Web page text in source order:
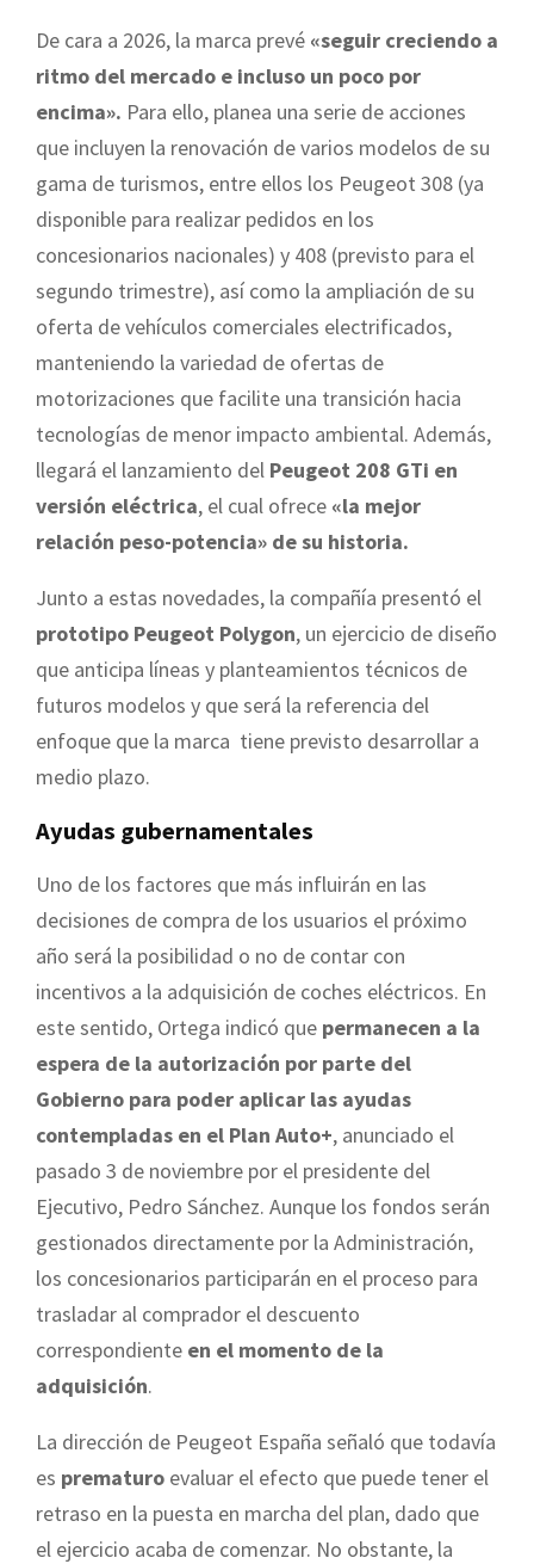
De cara a 2026, la marca prevé «seguir creciendo a
ritmo del mercado e incluso un poco por
encima». Para ello, planea una serie de acciones
que incluyen la renovación de varios modelos de su
gama de turismos, entre ellos los Peugeot 308 (ya
disponible para realizar pedidos en los
concesionarios nacionales) y 408 (previsto para el
segundo trimestre), así como la ampliación de su
oferta de vehículos comerciales electrificados,
manteniendo la variedad de ofertas de
motorizaciones que facilite una transición hacia
tecnologías de menor impacto ambiental. Además,
llegará el lanzamiento del Peugeot 208 GTi en
versión eléctrica, el cual ofrece «la mejor
relación peso-potencia» de su historia.
Junto a estas novedades, la compañía presentó el
prototipo Peugeot Polygon, un ejercicio de diseño
que anticipa líneas y planteamientos técnicos de
futuros modelos y que será la referencia del
enfoque que la marca tiene previsto desarrollar a
medio plazo.
Ayudas gubernamentales
Uno de los factores que más influirán en las
decisiones de compra de los usuarios el próximo
año será la posibilidad o no de contar con
incentivos a la adquisición de coches eléctricos. En
este sentido, Ortega indicó que permanecen a la
espera de la autorización por parte del
Gobierno para poder aplicar las ayudas
contempladas en el Plan Auto+, anunciado el
pasado 3 de noviembre por el presidente del
Ejecutivo, Pedro Sánchez. Aunque los fondos serán
gestionados directamente por la Administración,
los concesionarios participarán en el proceso para
trasladar al comprador el descuento
correspondiente en el momento de la
adquisición.
La dirección de Peugeot España señaló que todavía
es prematuro evaluar el efecto que puede tener el
retraso en la puesta en marcha del plan, dado que
el ejercicio acaba de comenzar. No obstante, la